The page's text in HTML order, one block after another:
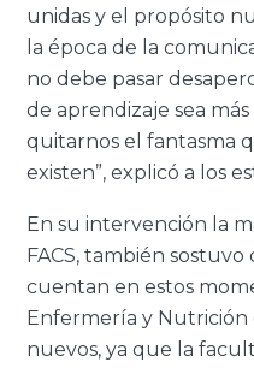
unidas y el propósito
la época de la
no debe pasar
de aprendizaje sea
quitarnos el fantasma
existen”, explicó a los
En su intervención la
FACS, también
cuentan en estos
Enfermería y
nuevos, ya que la